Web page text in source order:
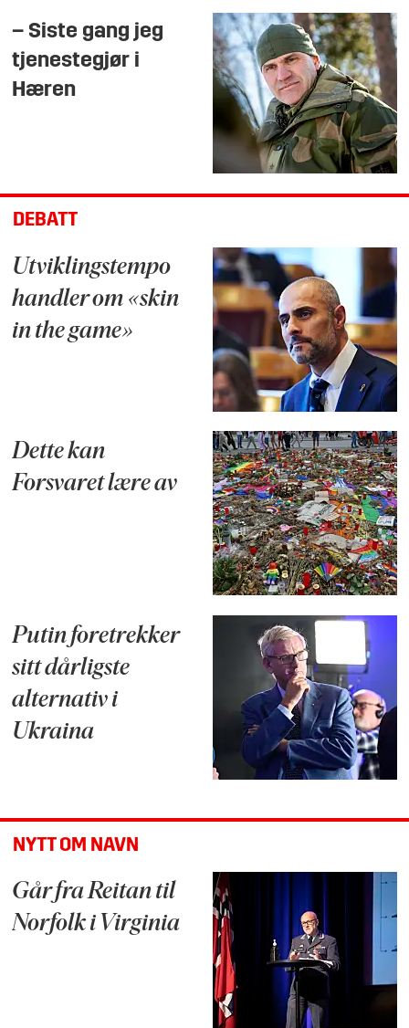
– Siste gang jeg
tjenestegjør i
Hæren
DEBATT
Utviklingstempo
handler om «skin
in the game»
Dette kan
Forsvaret lære av
Putin foretrekker
sitt dårligste
alternativ i
Ukraina
NYTT OM NAVN
Går fra Reitan til
Norfolk i Virginia